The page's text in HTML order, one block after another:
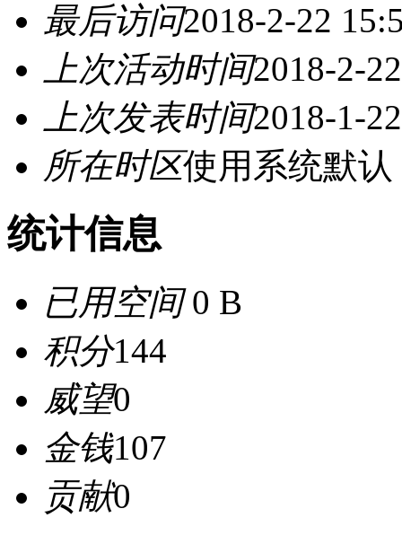
最后访问2018-2-22
上次活动时间2018-2-
上次发表时间2018-1-
所在时区使用系统默认
统计信息
已用空间0 B
积分144
威望0
金钱107
贡献0